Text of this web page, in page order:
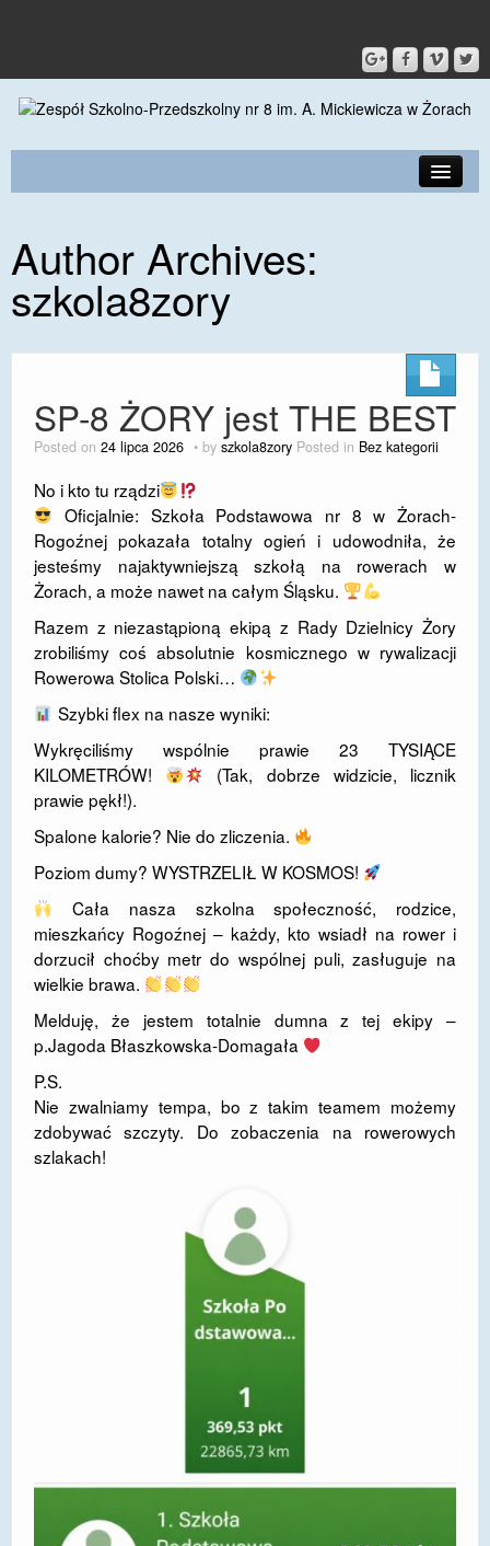
O SZKOLE
KONTAKT
GALERIA
SPORT
DOSTĘPNOŚĆ
POLITYKA PRYWATNOŚCI
EGZAMIN ÓSMOKLASISTY
PROJEKT ,,SZKOŁY Z JAKOŚCIĄ – ROZWÓJ
KSZTAŁCENIA OGÓLNEGO NA TERENIE MIASTA
ŻORY”
REKRUTACJA 2026/2027
mLegitymacja
Author Archives:
szkola8zory
SP-8 ŻORY jest THE BEST
Posted on 24 lipca 2026 by szkola8zory Posted in Bez kategorii
​No i kto tu rządzi
Oficjalnie: Szkoła Podstawowa nr 8 w Żorach-
Rogoźnej pokazała totalny ogień i udowodniła, że
jesteśmy najaktywniejszą szkołą na rowerach w
Żorach, a może nawet na całym Śląsku.
​Razem z niezastąpioną ekipą z Rady Dzielnicy Żory
zrobiliśmy coś absolutnie kosmicznego w rywalizacji
Rowerowa Stolica Polski…
Szybki flex na nasze wyniki:
​Wykręciliśmy wspólnie prawie 23 TYSIĄCE
KILOMETRÓW!
(Tak, dobrze widzicie, licznik
prawie pękł!).
​Spalone kalorie? Nie do zliczenia.
​Poziom dumy? WYSTRZELIŁ W KOSMOS!
Cała nasza szkolna społeczność, rodzice,
mieszkańcy Rogoźnej – każdy, kto wsiadł na rower i
dorzucił choćby metr do wspólnej puli, zasługuje na
wielkie brawa.
​Melduję, że jestem totalnie dumna z tej ekipy –
p.Jagoda Błaszkowska-Domagała
P.S.
​Nie zwalniamy tempa, bo z takim teamem możemy
zdobywać szczyty. Do zobaczenia na rowerowych
szlakach!